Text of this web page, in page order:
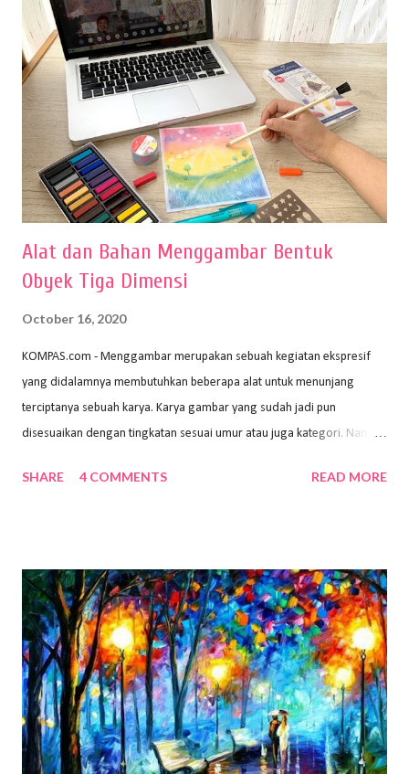
Alat dan Bahan Menggambar Bentuk
Obyek Tiga Dimensi
October 16, 2020
KOMPAS.com - Menggambar merupakan sebuah kegiatan ekspresif
yang didalamnya membutuhkan beberapa alat untuk menunjang
terciptanya sebuah karya. Karya gambar yang sudah jadi pun
disesuaikan dengan tingkatan sesuai umur atau juga kategori. Namun,
sehingga hasilnya bisa dilihat. Peran alat dan bahan sangat
memiliki spesifikasi berbeda sesuai jenisnya. Berikut peralatan
menggambar bentuk: 1. Kertas Gambar Kegiatan menggambar
membutuhkan kertas yang baik agar proses pembuatan gambar lebih
nyaman dan maksimal. Bahan kertas yang baik salah satu syaratnya
adalah tidak mudah sobek, mengingat menggambar merupakan
proses menggores dan menghapus. Kertas adalah bahan yang paling
ideal digunakan untuk menggambar. Dalam menggambar
menggunakan pen...
SHARE 4 COMMENTS READ MORE